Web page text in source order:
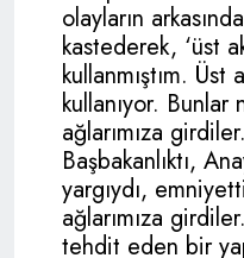
olayların
kastederek, ‘üst
kullanmıştım. Üst
kullanıyor. Bunlar
ağlarımıza
Başbakanlıktı,
yargıydı,
ağlarımıza
tehdit eden bir